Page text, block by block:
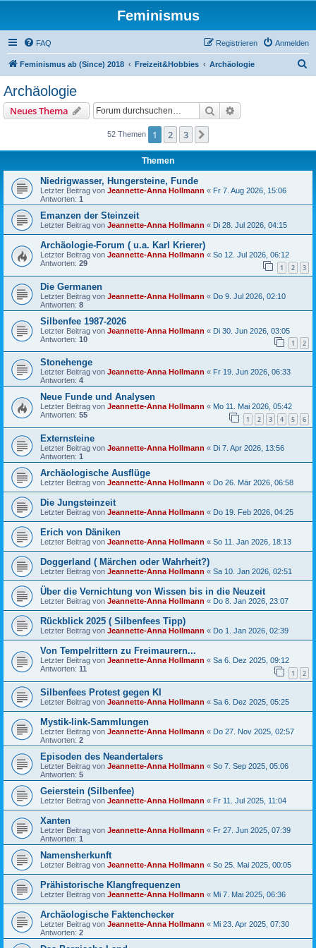
Feminismus
FAQ Anmelden
Registrieren
Feminismus ab (Since) 2018 Freizeit&Hobbies Archäologie
Archäologie
Neues Thema Suche
52 Themen 1 2 3
Themen
Niedrigwasser, Hungersteine, Funde
Letzter Beitrag von Jeannette-Anna Hollmann « Fr 7. Aug 2026, 15:06
Antworten: 1
Emanzen der Steinzeit
Letzter Beitrag von Jeannette-Anna Hollmann « Di 28. Jul 2026, 04:15
Archäologie-Forum ( u.a. Karl Krierer)
Letzter Beitrag von Jeannette-Anna Hollmann « So 12. Jul 2026, 06:12
Antworten: 29 1 2 3
Die Germanen
Letzter Beitrag von Jeannette-Anna Hollmann « Do 9. Jul 2026, 02:10
Antworten: 8
Silbenfee 1987-2026
Letzter Beitrag von Jeannette-Anna Hollmann « Di 30. Jun 2026, 03:05
Antworten: 10 1 2
Stonehenge
Letzter Beitrag von Jeannette-Anna Hollmann « Fr 19. Jun 2026, 06:33
Antworten: 4
Neue Funde und Analysen
Letzter Beitrag von Jeannette-Anna Hollmann « Mo 11. Mai 2026, 05:42
Antworten: 55 1 2 3 4 5 6
Externsteine
Letzter Beitrag von Jeannette-Anna Hollmann « Di 7. Apr 2026, 13:56
Antworten: 1
Archäologische Ausflüge
Letzter Beitrag von Jeannette-Anna Hollmann « Do 26. Mär 2026, 06:58
Die Jungsteinzeit
Letzter Beitrag von Jeannette-Anna Hollmann « Do 19. Feb 2026, 04:25
Erich von Däniken
Letzter Beitrag von Jeannette-Anna Hollmann « So 11. Jan 2026, 18:13
Doggerland ( Märchen oder Wahrheit?)
Letzter Beitrag von Jeannette-Anna Hollmann « Sa 10. Jan 2026, 02:51
Über die Vernichtung von Wissen bis in die Neuzeit
Letzter Beitrag von Jeannette-Anna Hollmann « Do 8. Jan 2026, 23:07
Rückblick 2025 ( Silbenfees Tipp)
Letzter Beitrag von Jeannette-Anna Hollmann « Do 1. Jan 2026, 02:39
Von Tempelrittern zu Freimaurern...
Letzter Beitrag von Jeannette-Anna Hollmann « Sa 6. Dez 2025, 09:12
Antworten: 11 1 2
Silbenfees Protest gegen KI
Letzter Beitrag von Jeannette-Anna Hollmann « Sa 6. Dez 2025, 05:25
Mystik-link-Sammlungen
Letzter Beitrag von Jeannette-Anna Hollmann « Do 27. Nov 2025, 02:57
Antworten: 2
Episoden des Neandertalers
Letzter Beitrag von Jeannette-Anna Hollmann « So 7. Sep 2025, 05:06
Antworten: 5
Geierstein (Silbenfee)
Letzter Beitrag von Jeannette-Anna Hollmann « Fr 11. Jul 2025, 11:04
Xanten
Letzter Beitrag von Jeannette-Anna Hollmann « Fr 27. Jun 2025, 07:39
Antworten: 1
Namensherkunft
Letzter Beitrag von Jeannette-Anna Hollmann « So 25. Mai 2025, 00:05
Prähistorische Klangfrequenzen
Letzter Beitrag von Jeannette-Anna Hollmann « Mi 7. Mai 2025, 06:36
Archäologische Faktenchecker
Letzter Beitrag von Jeannette-Anna Hollmann « Mi 23. Apr 2025, 07:30
Antworten: 2